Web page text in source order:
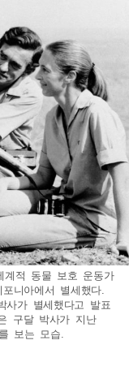
계적 동물 보호 운동가
니아에서 별세했다.
사가 별세했다고 발표
구달 박사가 지난
보는 모습.